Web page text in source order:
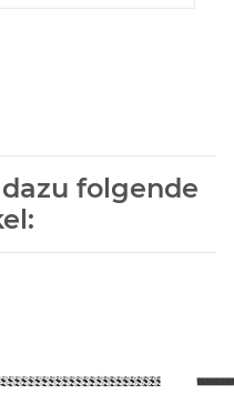
folgende